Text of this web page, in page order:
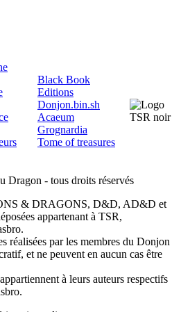
Black Book
Editions
Donjon.bin.sh
Acaeum
Grognardia
Tome of treasures
- tous droits réservés
& DRAGONS, D&D, AD&D et
appartenant à TSR,
réalisées par les membres du Donjon
et ne peuvent en aucun cas être
à leurs auteurs respectifs